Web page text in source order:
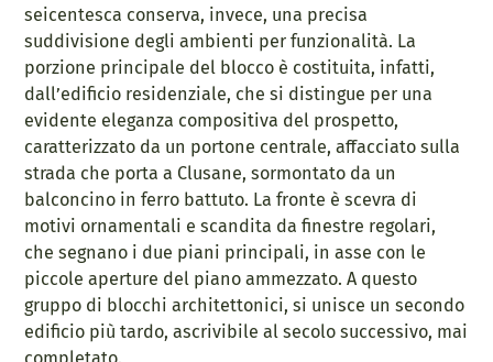
seicentesca conserva, invece, una precisa
suddivisione degli ambienti per funzionalità. La
porzione principale del blocco è costituita, infatti,
dall’edificio residenziale, che si distingue per una
evidente eleganza compositiva del prospetto,
caratterizzato da un portone centrale, affacciato sulla
strada che porta a Clusane, sormontato da un
balconcino in ferro battuto. La fronte è scevra di
motivi ornamentali e scandita da finestre regolari,
che segnano i due piani principali, in asse con le
piccole aperture del piano ammezzato. A questo
gruppo di blocchi architettonici, si unisce un secondo
edificio più tardo, ascrivibile al secolo successivo, mai